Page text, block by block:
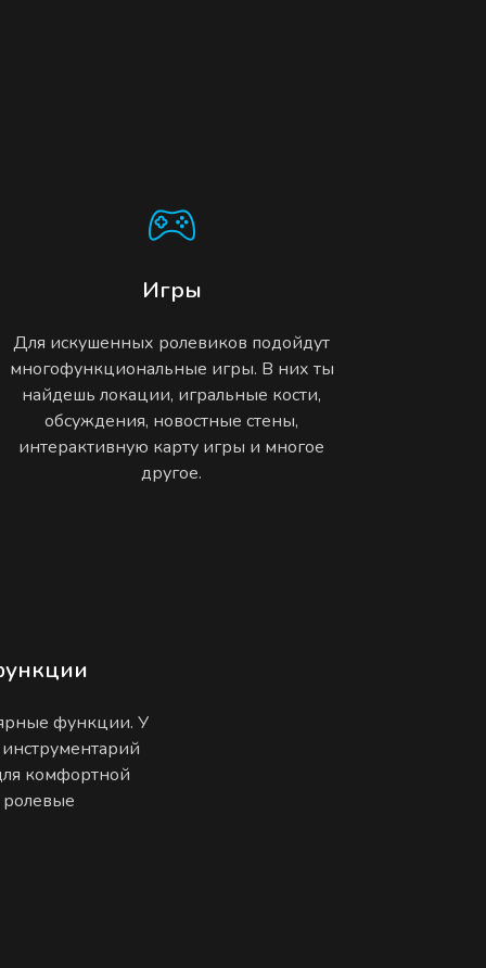
Игры
Для искушенных ролевиков подойдут
многофункциональные игры. В них ты
найдешь локации, игральные кости,
обсуждения, новостные стены,
интерактивную карту игры и многое
другое.
функции. У
комфортной